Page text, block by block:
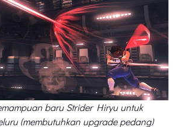
baru Strider Hiryu untuk
(membutuhkan upgrade pedang)